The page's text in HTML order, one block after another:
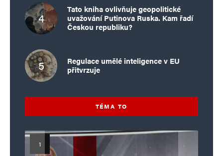
Tato kniha ovlivňuje geopolitické
uvažování Putinova Ruska. Kam řadí
Českou republiku?
Regulace umělé inteligence v EU
přitvrzuje
TÉMA TO